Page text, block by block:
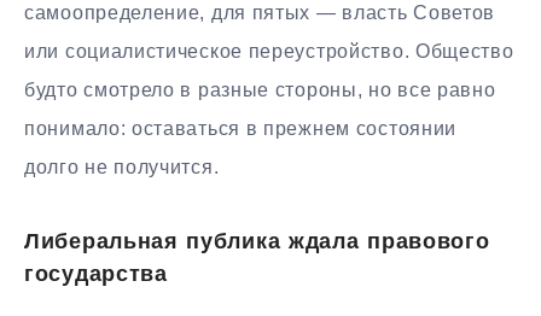
самоопределение, для пятых — власть Советов
или социалистическое переустройство. Общество
будто смотрело в разные стороны, но все равно
понимало: оставаться в прежнем состоянии
долго не получится.
Либеральная публика ждала правового
государства